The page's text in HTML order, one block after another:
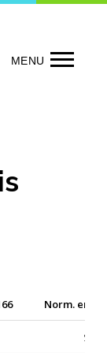
MENU
Norm.
Sí